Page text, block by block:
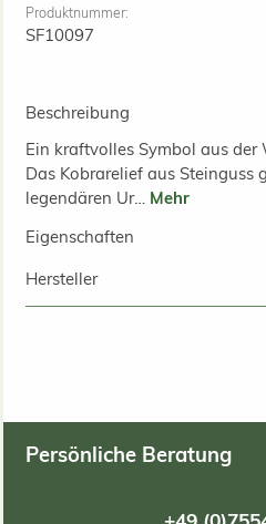
Produktnummer:
SF10097
Beschreibung
Ein kraftvolles Symbol aus der
Das Kobrarelief aus Steinguss
legendären Ur… Mehr
Eigenschaften
Hersteller
Persönliche Beratung
+49